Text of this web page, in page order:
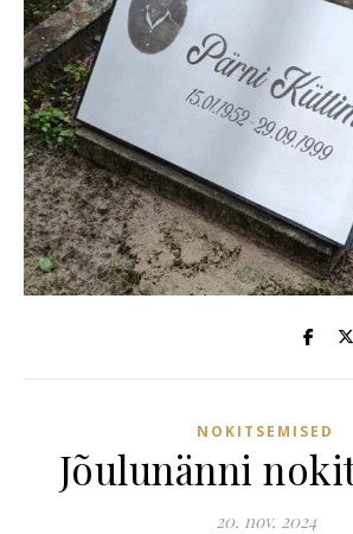
NOKITSEMISED
Jõulunänni
20. nov. 2024